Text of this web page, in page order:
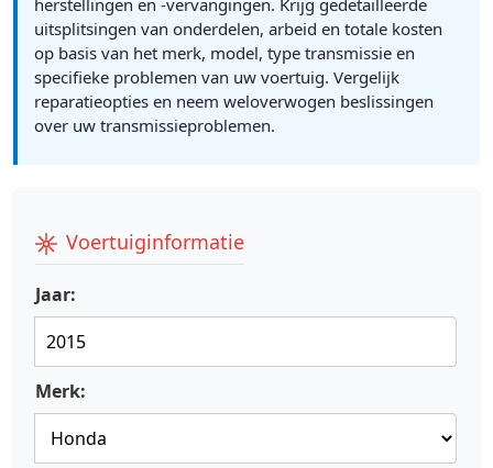
herstellingen en -vervangingen. Krijg gedetailleerde
uitsplitsingen van onderdelen, arbeid en totale kosten
op basis van het merk, model, type transmissie en
specifieke problemen van uw voertuig. Vergelijk
reparatieopties en neem weloverwogen beslissingen
over uw transmissieproblemen.
Voertuiginformatie
Jaar:
Merk: